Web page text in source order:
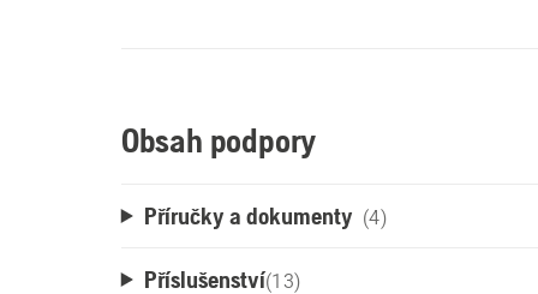
Obsah podpory
Příručky a dokumenty (4)
Příslušenství(13)